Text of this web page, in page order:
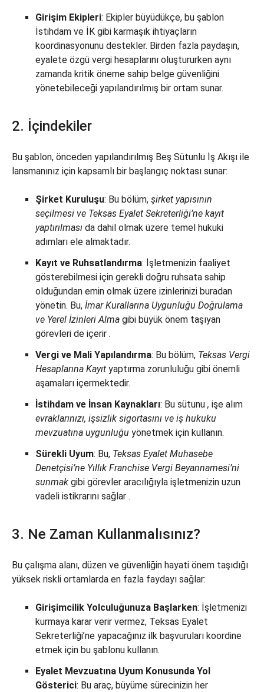
Girişim Ekipleri: Ekipler büyüdükçe, bu şablon
İstihdam ve İK gibi karmaşık ihtiyaçların
koordinasyonunu destekler. Birden fazla paydaşın,
eyalete özgü vergi hesaplarını oluştururken aynı
zamanda kritik öneme sahip belge güvenliğini
yönetebileceği yapılandırılmış bir ortam sunar.
2. İçindekiler
Bu şablon, önceden yapılandırılmış Beş Sütunlu İş Akışı ile
lansmanınız için kapsamlı bir başlangıç noktası sunar:
Şirket Kuruluşu: Bu bölüm, şirket yapısının
seçilmesi ve Teksas Eyalet Sekreterliği’ne kayıt
yaptırılması da dahil olmak üzere temel hukuki
adımları ele almaktadır.
Kayıt ve Ruhsatlandırma: İşletmenizin faaliyet
gösterebilmesi için gerekli doğru ruhsata sahip
olduğundan emin olmak üzere izinlerinizi buradan
yönetin. Bu, İmar Kurallarına Uygunluğu Doğrulama
ve Yerel İzinleri Alma gibi büyük önem taşıyan
görevleri de içerir .
Vergi ve Mali Yapılandırma: Bu bölüm, Teksas Vergi
Hesaplarına Kayıt yaptırma zorunluluğu gibi önemli
aşamaları içermektedir.
İstihdam ve İnsan Kaynakları: Bu sütunu , işe alım
evraklarınızı, işsizlik sigortasını ve iş hukuku
mevzuatına uygunluğu yönetmek için kullanın.
Sürekli Uyum: Bu, Teksas Eyalet Muhasebe
Denetçisi’ne Yıllık Franchise Vergi Beyannamesi’ni
sunmak gibi görevler aracılığıyla işletmenizin uzun
vadeli istikrarını sağlar .
3. Ne Zaman Kullanmalısınız?
Bu çalışma alanı, düzen ve güvenliğin hayati önem taşıdığı
yüksek riskli ortamlarda en fazla faydayı sağlar:
Girişimcilik Yolculuğunuza Başlarken: İşletmenizi
kurmaya karar verir vermez, Teksas Eyalet
Sekreterliği’ne yapacağınız ilk başvuruları koordine
etmek için bu şablonu kullanın.
Eyalet Mevzuatına Uyum Konusunda Yol
Gösterici: Bu araç, büyüme sürecinizin her